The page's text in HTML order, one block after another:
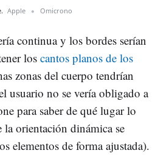
Apple Omicrono
continua y los bordes serían
los cantos planos de los
zonas del cuerpo tendrían
usuario no se vería obligado a
para saber de qué lugar lo
la orientación dinámica se
elementos de forma ajustada).